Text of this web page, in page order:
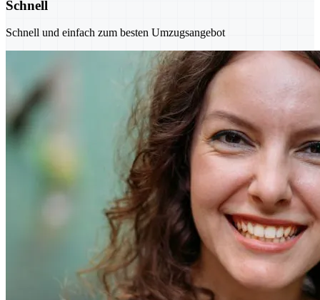
Schnell
Schnell und einfach zum besten Umzugsangebot